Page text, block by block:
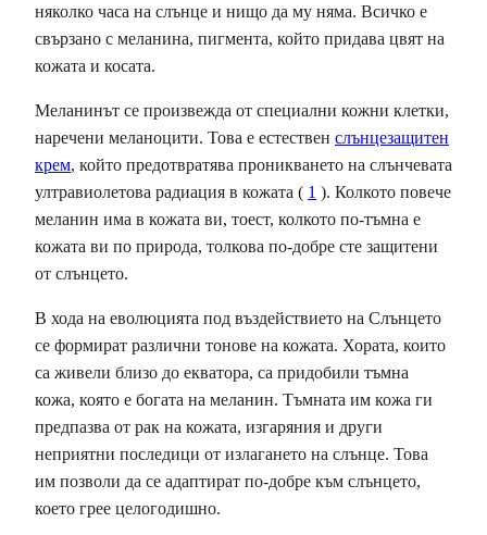
няколко часа на слънце и нищо да му няма. Всичко е
свързано с меланина, пигмента, който придава цвят на
кожата и косата.
Меланинът се произвежда от специални кожни клетки,
наречени меланоцити. Това е естествен слънцезащитен
крем, който предотвратява проникването на слънчевата
ултравиолетова радиация в кожата ( 1 ). Колкото повече
меланин има в кожата ви, тоест, колкото по-тъмна е
кожата ви по природа, толкова по-добре сте защитени
от слънцето.
В хода на еволюцията под въздействието на Слънцето
се формират различни тонове на кожата. Хората, които
са живели близо до екватора, са придобили тъмна
кожа, която е богата на меланин. Тъмната им кожа ги
предпазва от рак на кожата, изгаряния и други
неприятни последици от излагането на слънце. Това
им позволи да се адаптират по-добре към слънцето,
което грее целогодишно.